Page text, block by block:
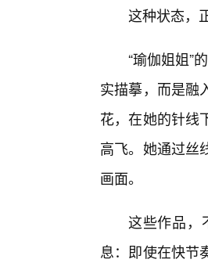
这种状态，
“瑜伽姐姐”
实描摹，而是融
花，在她的针线
高飞。她通过丝
画面。
这些作品，
息：即使在快节